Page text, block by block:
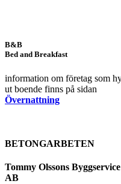
B&B
Bed and Breakfast
information om företag som
ut boende finns på sidan
Övernattning
BETONGARBETEN
Tommy Olssons Byggservice
AB